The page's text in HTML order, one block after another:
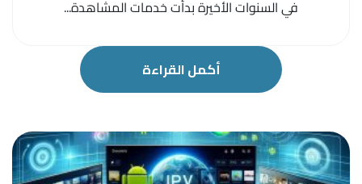
في السنوات الأخيرة بدأت خدمات المشاهدة...
أكمل القراءة